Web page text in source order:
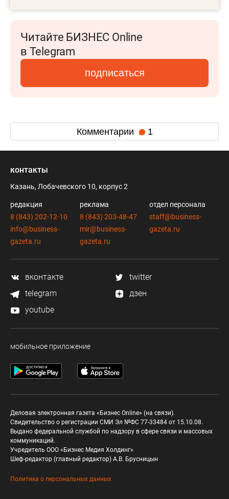
Читайте БИЗНЕС Online
в Telegram
подписаться
Комментарии 1
контакты
Казань, Лобачевского 10, корпус 2
редакция
8 (843) 202-12-10
info@business-
gazeta.ru
реклама
8 (843) 203-48-47
mir@business-
gazeta.ru
отдел персонала
staff@business-
gazeta.ru
вконтакте
twitter
telegram
дзен
youtube
мобильное приложение
Деловая электронная газета «Бизнес Online» (на связи).
Свидетельство о регистрации СМИ Эл №ФС 77-33484 от 15.10.08.
Выдано федеральной службой по надзору в сфере связи и массовых
коммуникаций.
Учредитель ООО «Бизнес Медия Холдинг»
Шеф-редактор (главный редактор) А.В. Брусницын
Политика о персональных данных